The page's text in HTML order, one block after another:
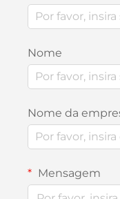
Nome
Nome da
Mensagem